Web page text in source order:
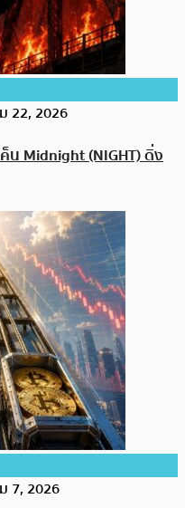
22, 2026
น Midnight (NIGHT) ดิ่ง
7, 2026